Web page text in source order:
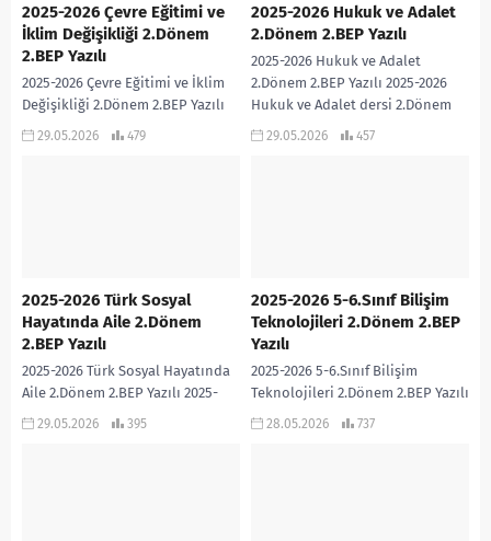
2025-2026 Çevre Eğitimi ve
İklim Değişikliği 2.Dönem
2.BEP Yazılı
2025-2026 Çevre Eğitimi ve İklim
Değişikliği 2.Dönem 2.BEP Yazılı
2025-2026 Çevre Eğitimi ve İklim
29.05.2026 479
2025-2026 Hukuk ve Adalet
2.Dönem 2.BEP Yazılı
2025-2026 Hukuk ve Adalet
2.Dönem 2.BEP Yazılı 2025-2026
Hukuk ve Adalet dersi 2.Dönem
2.BEP Yazılı sınavıdır. Cevap
29.05.2026 457
2025-2026 Türk Sosyal
Hayatında Aile 2.Dönem
2.BEP Yazılı
2025-2026 Türk Sosyal Hayatında
Aile 2.Dönem 2.BEP Yazılı 2025-
2026 Türk Sosyal Hayatında Aile
29.05.2026 395
2025-2026 5-6.Sınıf Bilişim
Teknolojileri 2.Dönem 2.BEP
Yazılı
2025-2026 5-6.Sınıf Bilişim
Teknolojileri 2.Dönem 2.BEP Yazılı
2025-2026 5-6.Sınıf Bilişim
28.05.2026 737